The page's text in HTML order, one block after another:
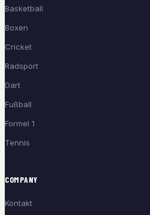
Basketball
Boxen
Cricket
Radsport
Dart
Fußball
Formel 1
Tennis
COMPANY
Kontakt